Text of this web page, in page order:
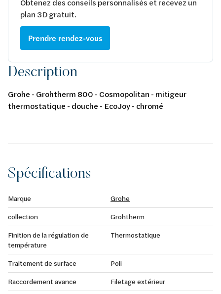
plan 3D gratuit.
Prendre rendez-vous
Description
Grohe - Grohtherm 800 - Cosmopolitan - mitigeur
thermostatique - douche - EcoJoy - chromé
Spécifications
Marque
Grohe
collection
Grohtherm
Finition de la régulation de
température
Thermostatique
Traitement de surface
Poli
Raccordement avance
Filetage extérieur